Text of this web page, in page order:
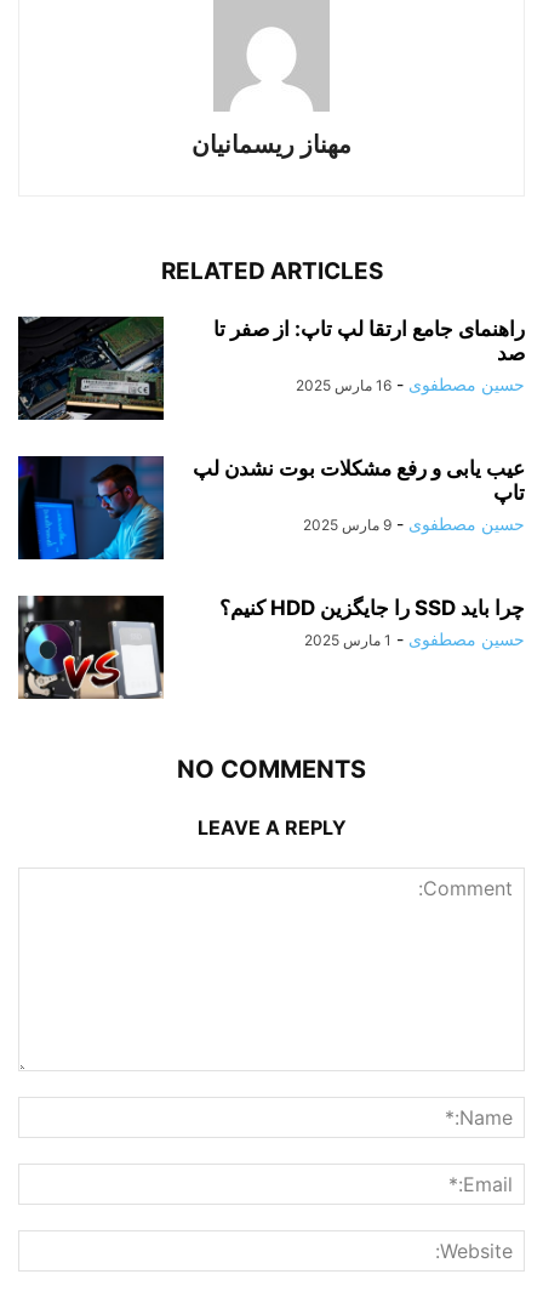
مهناز ریسمانیان
RELATED ARTICLES
راهنمای جامع ارتقا لپ‌ تاپ: از صفر تا
صد
حسین مصطفوی - 16 مارس 2025
عیب یابی و رفع مشکلات بوت نشدن لپ‌
تاپ
حسین مصطفوی - 9 مارس 2025
چرا باید SSD را جایگزین HDD کنیم؟
حسین مصطفوی - 1 مارس 2025
NO COMMENTS
LEAVE A REPLY